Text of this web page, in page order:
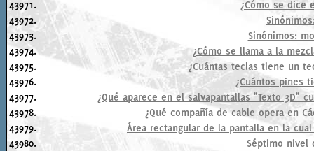
43971.
¿Cómo se dice
43972.
43973.
Sinónimos:
43974.
¿Cómo se llama a la
43975.
¿Cuántas teclas tiene un
43976.
¿Cuántos pines
43977.
¿Qué aparece en el salvapantallas "Texto 3D"
43978.
¿Qué compañía de cable opera en
43979.
Área rectangular de la pantalla en la
43980.
Séptimo nivel